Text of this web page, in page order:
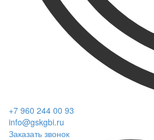
+7 960 244 00 93
info@gskgbi.ru
Заказать звонок